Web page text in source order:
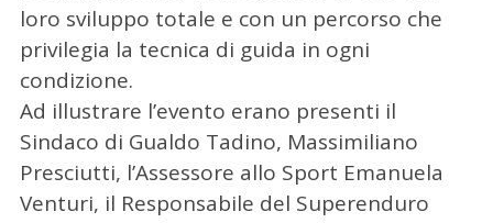
loro sviluppo totale e con un percorso che
privilegia la tecnica di guida in ogni
condizione.
Ad illustrare l’evento erano presenti il
Sindaco di Gualdo Tadino, Massimiliano
Presciutti, l’Assessore allo Sport Emanuela
Venturi, il Responsabile del Superenduro